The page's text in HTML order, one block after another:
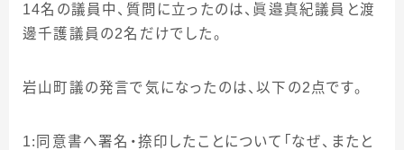
14名の議員中、質問に立ったのは、眞邉真紀議員と渡
邊千護議員の2名だけでした。
岩山町議の発言で気になったのは、以下の2 点です。
1：同意書へ署名・捺印したことについて「なぜ、またと